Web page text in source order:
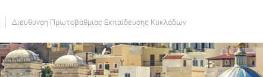
Διεύθυνση Πρωτοβάθμιας Εκπαίδευσης Κυκλάδων